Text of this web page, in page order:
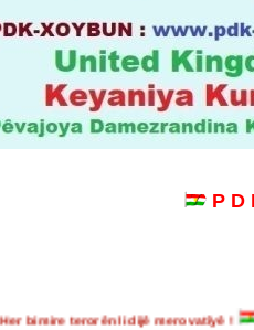
P D
Her bimire terorên li dijê merovatîyê !